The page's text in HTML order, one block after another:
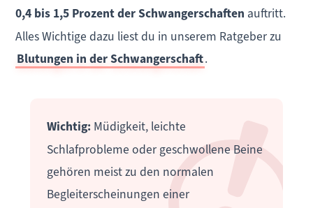
0,4 bis 1,5 Prozent der Schwangerschaften auftritt.
Alles Wichtige dazu liest du in unserem Ratgeber zu
Blutungen in der Schwangerschaft.
Wichtig: Müdigkeit, leichte
Schlafprobleme oder geschwollene Beine
gehören meist zu den normalen
Begleiterscheinungen einer